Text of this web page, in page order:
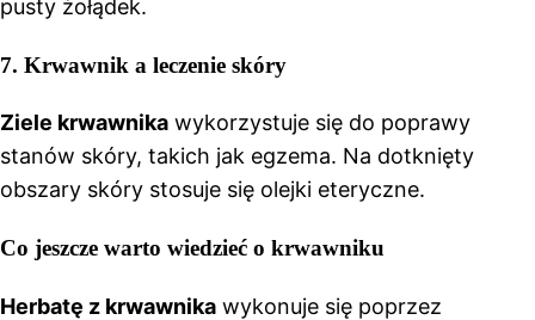
pusty żołądek.
7. Krwawnik a leczenie skóry
Ziele krwawnika wykorzystuje się do poprawy
stanów skóry, takich jak egzema. Na dotknięty
obszary skóry stosuje się olejki eteryczne.
Co jeszcze warto wiedzieć o krwawniku
Herbatę z krwawnika wykonuje się poprzez